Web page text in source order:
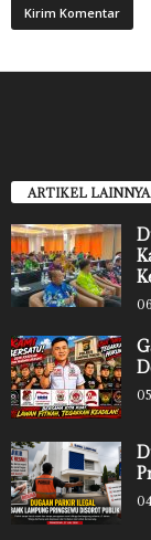
ARTIKEL LAINNYA